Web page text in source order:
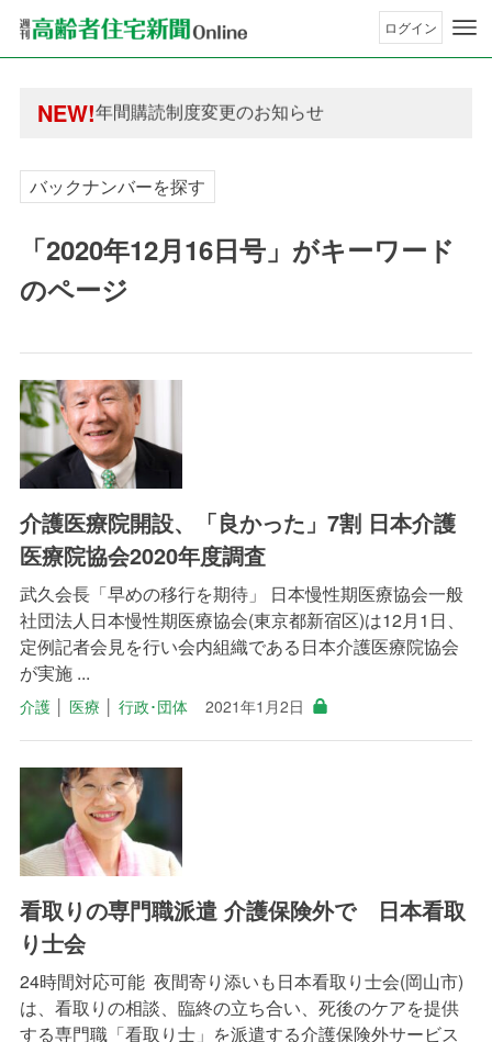
ログイン
NEW!
年間購読制度変更のお知らせ
高齢者住宅新聞 無料会員の皆様へ閲覧本数変更
高齢者住宅新聞 無料会員の皆様へ閲覧本数変更
バックナンバーを探す
「2020年12月16日号」がキーワード
のページ
介護医療院開設、「良かった」7割 日本介護
医療院協会2020年度調査
武久会長「早めの移行を期待」 日本慢性期医療協会一般
社団法人日本慢性期医療協会(東京都新宿区)は12月1日、
定例記者会見を行い会内組織である日本介護医療院協会
が実施 ...
介護│ 医療 │ 行政･団体 2021年1月2日
看取りの専門職派遣 介護保険外で 日本看取
り士会
24時間対応可能 夜間寄り添いも日本看取り士会(岡山市)
は、看取りの相談、臨終の立ち合い、死後のケアを提供
する専門職「看取り士」を派遣する介護保険外サービス